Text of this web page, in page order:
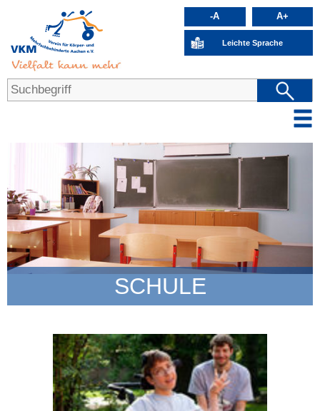
-A A+
Leichte Sprache
SCHULE